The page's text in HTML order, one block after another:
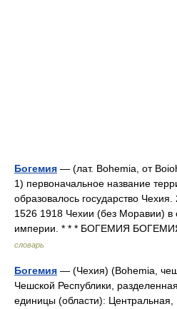
Богемия — (лат. Bohemia, от
1) первоначальное название
образовалось государство
1526 1918 Чехии (без Моравии) в
империи. * * * БОГЕМИЯ
словарь
Богемия — (Чехия) (Bohemia,
Чешской Республики,
единицы (области): Центральная,